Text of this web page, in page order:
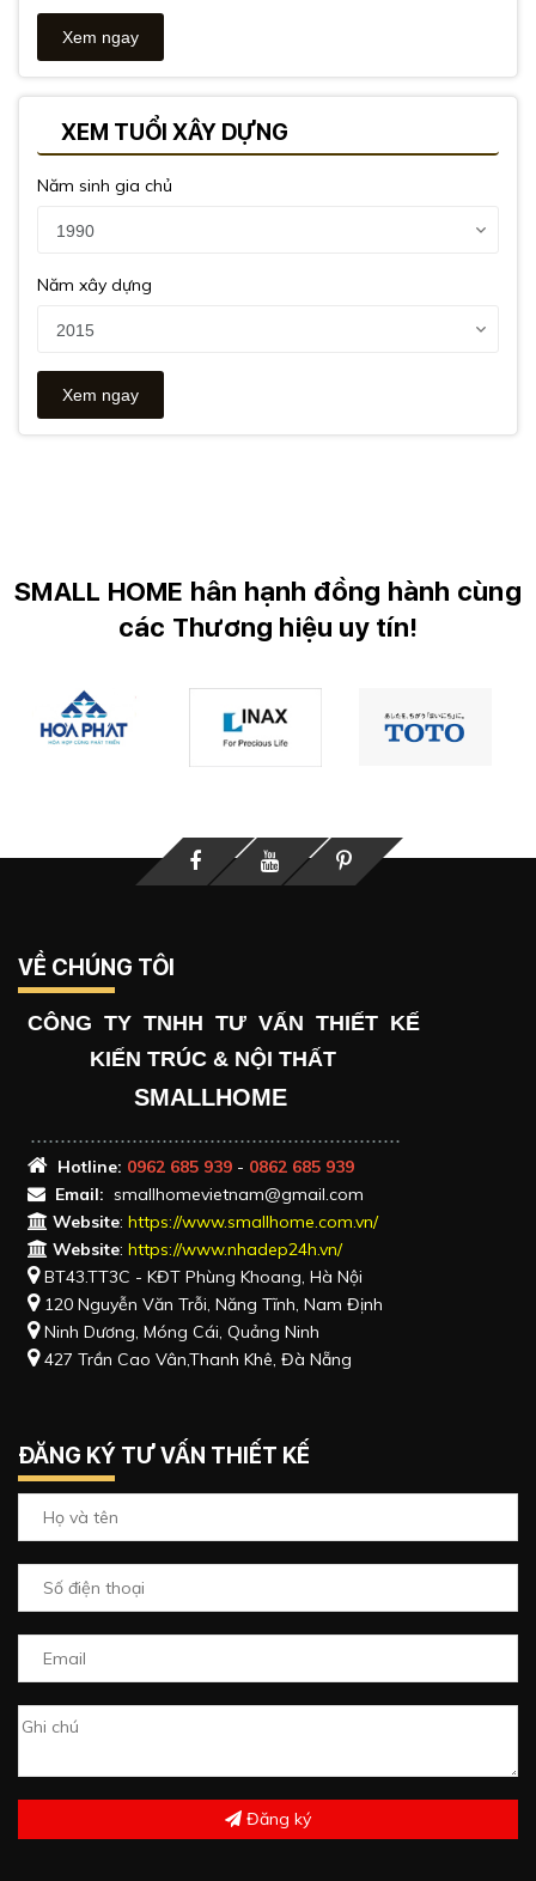
XEM TUỔI XÂY DỰNG
Năm sinh gia chủ
Năm xây dựng
SMALL HOME hân hạnh đồng hành cùng
các Thương hiệu uy tín!
FacebookYoutubePrinterest
VỀ CHÚNG TÔI
CÔNG TY TNHH TƯ VẤN THIẾT KẾ
KIẾN TRÚC & NỘI THẤT
SMALLHOME
..............................................................
Hotline: 0962 685 939 - 0862 685 939
Email: smallhomevietnam@gmail.com
Website: https://www.smallhome.com.vn/
Website: https://www.nhadep24h.vn/
BT43.TT3C - KĐT Phùng Khoang, Hà Nội
120 Nguyễn Văn Trỗi, Năng Tĩnh, Nam Định
Ninh Dương, Móng Cái, Quảng Ninh
427 Trần Cao Vân,Thanh Khê, Đà Nẵng
ĐĂNG KÝ TƯ VẤN THIẾT KẾ
Đăng ký